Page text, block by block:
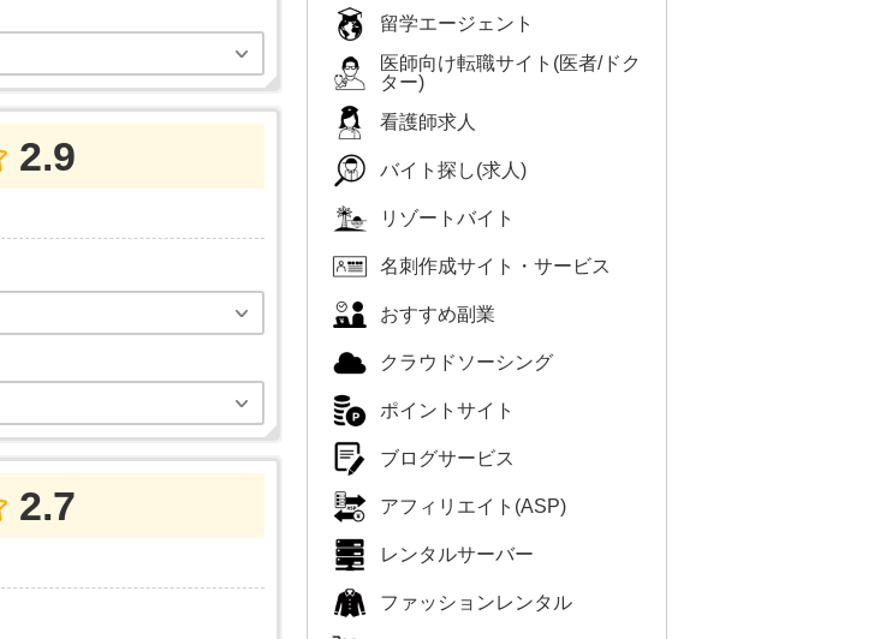
2.9
2.7
留学エージェント
医師向け転職サイト(医者/ドク
ター)
看護師求人
バイト探し(求人)
リゾートバイト
名刺作成サイト・サービス
おすすめ副業
クラウドソーシング
ポイントサイト
ブログサービス
アフィリエイト(ASP)
レンタルサーバー
ファッションレンタル